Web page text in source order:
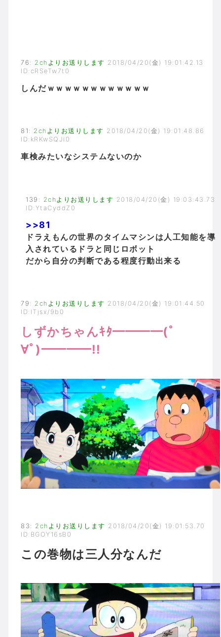
76 : 2chよりお送りします 2018/04/20(金) 19:01:42.13
ID:cRSeTw7t0
しんだｗｗｗｗｗｗｗｗｗｗｗｗ
81 : 2chよりお送りします 2018/04/20(金) 19:01:48.86
ID:kRKwSQJi0
車検みたいなシステムないのか
139 : 2chよりお送りします 2018/04/20(金) 19:03:43.73
ID:YtaCyddZ0
>>81
ドラえもんの世界のタイムマシンは人工知能を導
入されているドラと同じロボット
だから自分の判断である程度行動出来る
79 : 2chよりお送りします 2018/04/20(金) 19:01:44.50
ID:lTjsx/9b0
しずかちゃんｷﾀ━━━━(ﾟ
∀ﾟ)━━━━!!
83 : 2chよりお送りします 2018/04/20(金) 19:01:53.70
ID:BGOY16sB0
この巻物は三人分なんだ